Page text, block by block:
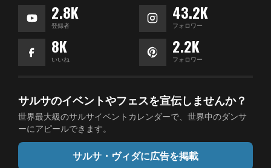
2.8K
登録者
43.2K
フォロワー
8K
いいね
2.2K
フォロワー
サルサのイベントやフェスを宣伝しませんか？
世界最大級のサルサイベントカレンダーで、世界中のダンサ
ーにアピールできます。
サルサ・ヴィダに広告を掲載